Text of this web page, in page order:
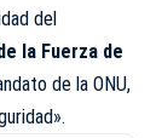
del
la Fuerza de
de la ONU,